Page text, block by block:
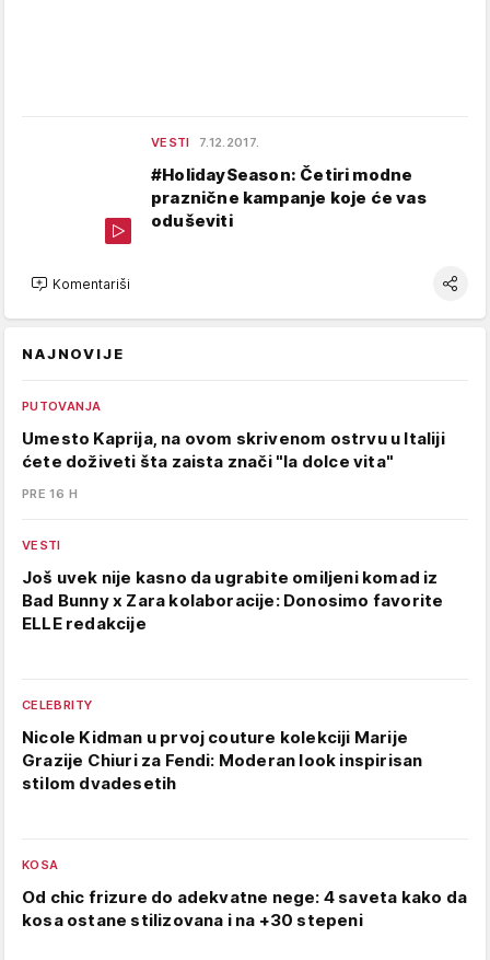
VESTI 7.12.2017.
#HolidaySeason: Četiri modne
praznične kampanje koje će vas
oduševiti
Komentariši
NAJNOVIJE
PUTOVANJA
Umesto Kaprija, na ovom skrivenom ostrvu u Italiji
ćete doživeti šta zaista znači "la dolce vita"
PRE 16 H
VESTI
Još uvek nije kasno da ugrabite omiljeni komad iz
Bad Bunny x Zara kolaboracije: Donosimo favorite
ELLE redakcije
CELEBRITY
Nicole Kidman u prvoj couture kolekciji Marije
Grazije Chiuri za Fendi: Moderan look inspirisan
stilom dvadesetih
KOSA
Od chic frizure do adekvatne nege: 4 saveta kako da
kosa ostane stilizovana i na +30 stepeni